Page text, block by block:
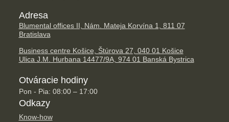
Adresa
Blumental offices II, Nám. Mateja Korvína 1, 811 07
Bratislava
Business centre Košice, Štúrova 27, 040 01 Košice
Ulica J.M. Hurbana 14477/9A, 974 01 Banská Bystrica
Otváracie hodiny
Pon - Pia: 08:00 – 17:00
Odkazy
Know-how